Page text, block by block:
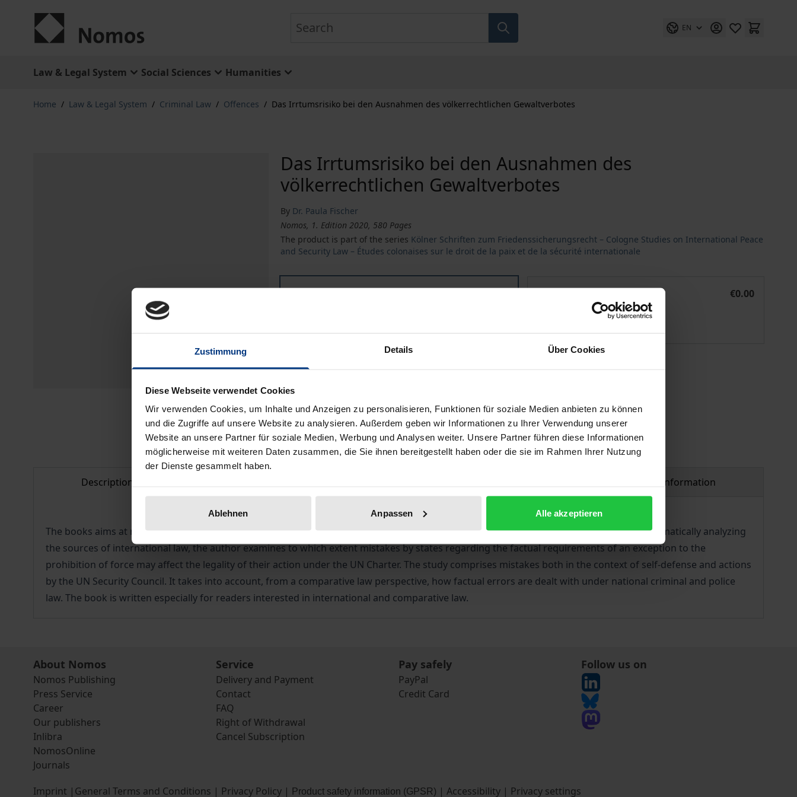
Zustimmung Details Über Cookies
Diese Webseite verwendet Cookies
Wir verwenden Cookies, um Inhalte und Anzeigen zu personalisieren, Funktionen für soziale Medien anbieten zu können
und die Zugriffe auf unsere Website zu analysieren. Außerdem geben wir Informationen zu Ihrer Verwendung unserer
Website an unsere Partner für soziale Medien, Werbung und Analysen weiter. Unsere Partner führen diese Informationen
möglicherweise mit weiteren Daten zusammen, die Sie ihnen bereitgestellt haben oder die sie im Rahmen Ihrer Nutzung
der Dienste gesammelt haben.
Ablehnen Anpassen Alle akzeptieren
EN
Law & Legal System Social Sciences Humanities
Home / Law & Legal System / Criminal Law / Offences / Das Irrtumsrisiko bei den Ausnahmen des völkerrechtlichen Gewaltverbotes
Das Irrtumsrisiko bei den Ausnahmen des
völkerrechtlichen Gewaltverbotes
By Dr. Paula Fischer
Nomos, 1. Edition 2020, 580 Pages
The product is part of the series Kölner Schriften zum Friedenssicherungsrecht – Cologne Studies on International Peace
and Security Law – Études colonaises sur le droit de la paix et de la sécurité internationale
€0.00
ISBN 978-3-7489-2254-4
Prices include VAT. Depending on the delivery address, VAT may vary at checkout.
Delivery cost notice
Description Product safety information
The books aims at mapping out how, under the jus contra bellum, the risk of mistake is distributed between the different actors: By systematically analyzing
the sources of international law, the author examines to which extent mistakes by states regarding the factual requirements of an exception to the
prohibition of force may affect the legality of their action under the UN Charter. The study comprises mistakes both in the context of self-defense and actions
by the UN Security Council. It takes into account, from a comparative law perspective, how factual errors are dealt with under national criminal and police
law. The book is written especially for readers interested in international and comparative law.
About Nomos
Nomos Publishing
Press Service
Career
Our publishers
Inlibra
NomosOnline
Journals
Service
Delivery and Payment
Contact
FAQ
Right of Withdrawal
Cancel Subscription
Pay safely
PayPal
Credit Card
Follow us on
Imprint | General Terms and Conditions | Privacy Policy | Product safety information (GPSR) | Accessibility | Privacy settings